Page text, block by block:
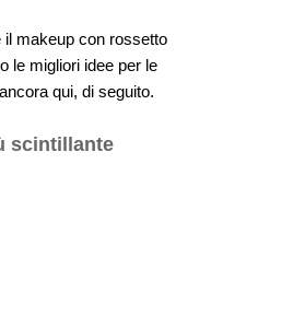
il makeup con rossetto
le migliori idee per le
qui, di seguito.
scintillante